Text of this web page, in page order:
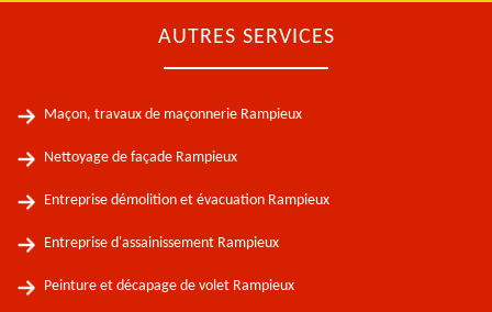
AUTRES SERVICES
Maçon, travaux de maçonnerie Rampieux
Nettoyage de façade Rampieux
Entreprise démolition et évacuation Rampieux
Entreprise d'assainissement Rampieux
Peinture et décapage de volet Rampieux